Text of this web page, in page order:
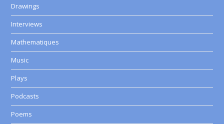
Drawings
Interviews
Mathematiques
Music
Plays
Podcasts
Poems